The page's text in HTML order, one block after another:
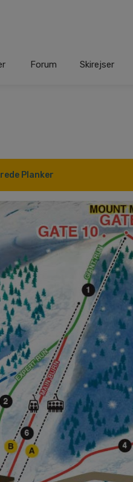
Forum Skirejser
Planker